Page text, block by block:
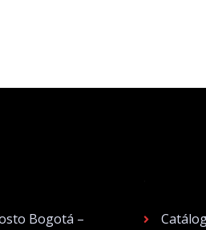
Bogotá –